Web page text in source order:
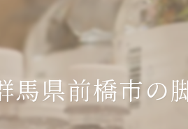
ッチ＆全身歪み調整
馬県前橋市の